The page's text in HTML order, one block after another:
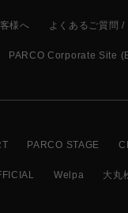
様へ よくあるご質問 /
PARCO Corporate Site
PARCO STAGE
Welpa 大丸